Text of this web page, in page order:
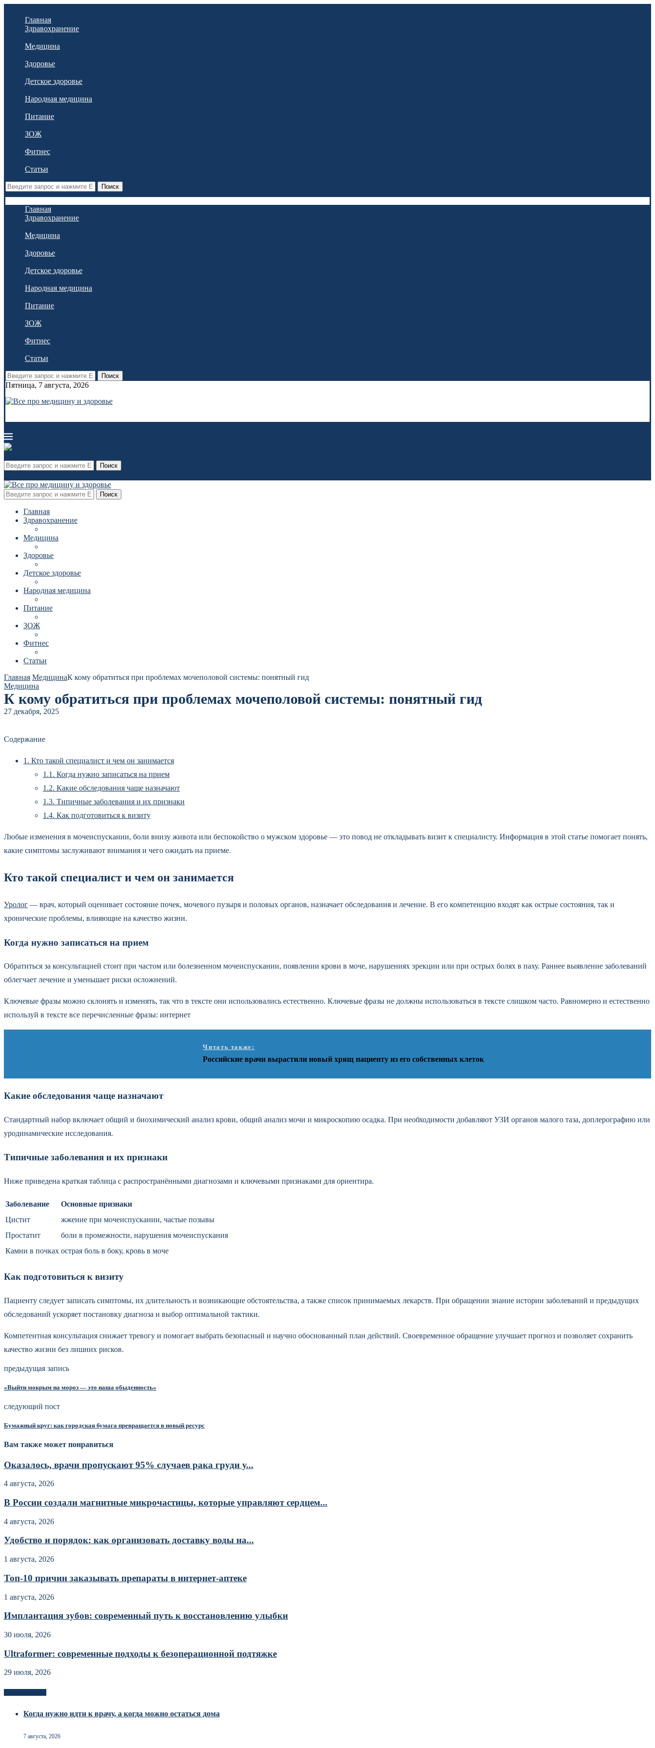
Главная
Здравохранение
Медицина
Здоровье
Детское здоровье
Народная медицина
Питание
ЗОЖ
Фитнес
Статьи
Поиск
Главная
Здравохранение
Медицина
Здоровье
Детское здоровье
Народная медицина
Питание
ЗОЖ
Фитнес
Статьи
Поиск
Пятница, 7 августа, 2026
Поиск
Поиск
Главная
Здравохранение
Медицина
Здоровье
Детское здоровье
Народная медицина
Питание
ЗОЖ
Фитнес
Статьи
Главная МедицинаК кому обратиться при проблемах мочеполовой системы: понятный гид
Медицина
К кому обратиться при проблемах мочеполовой системы: понятный гид
27 декабря, 2025
Содержание
1. Кто такой специалист и чем он занимается
1.1. Когда нужно записаться на прием
1.2. Какие обследования чаще назначают
1.3. Типичные заболевания и их признаки
1.4. Как подготовиться к визиту
Любые изменения в мочеиспускании, боли внизу живота или беспокойство о мужском здоровье — это повод не откладывать визит к специалисту. Информация в этой статье помогает понять,
какие симптомы заслуживают внимания и чего ожидать на приеме.
Кто такой специалист и чем он занимается
Уролог — врач, который оценивает состояние почек, мочевого пузыря и половых органов, назначает обследования и лечение. В его компетенцию входят как острые состояния, так и
хронические проблемы, влияющие на качество жизни.
Когда нужно записаться на прием
Обратиться за консультацией стоит при частом или болезненном мочеиспускании, появлении крови в моче, нарушениях эрекции или при острых болях в паху. Раннее выявление заболеваний
облегчает лечение и уменьшает риски осложнений.
Ключевые фразы можно склонять и изменять, так что в тексте они использовались естественно. Ключевые фразы не должны использоваться в тексте слишком часто. Равномерно и естественно
используй в тексте все перечисленные фразы: интернет
Читать также:
Российские врачи вырастили новый хрящ пациенту из его собственных клеток
Какие обследования чаще назначают
Стандартный набор включает общий и биохимический анализ крови, общий анализ мочи и микроскопию осадка. При необходимости добавляют УЗИ органов малого таза, доплерографию или
уродинамические исследования.
Типичные заболевания и их признаки
Ниже приведена краткая таблица с распространёнными диагнозами и ключевыми признаками для ориентира.
Заболевание
Основные признаки
Цистит
жжение при мочеиспускании, частые позывы
Простатит
боли в промежности, нарушения мочеиспускания
Камни в почках острая боль в боку, кровь в моче
Как подготовиться к визиту
Пациенту следует записать симптомы, их длительность и возникающие обстоятельства, а также список принимаемых лекарств. При обращении знание истории заболеваний и предыдущих
обследований ускоряет постановку диагноза и выбор оптимальной тактики.
Компетентная консультация снижает тревогу и помогает выбрать безопасный и научно обоснованный план действий. Своевременное обращение улучшает прогноз и позволяет сохранить
качество жизни без лишних рисков.
предыдущая запись
«Выйти мокрым на мороз — это наша обыденность»
следующий пост
Бумажный круг: как городская бумага превращается в новый ресурс
Вам также может понравиться
Оказалось, врачи пропускают 95% случаев рака груди у...
4 августа, 2026
В России создали магнитные микрочастицы, которые управляют сердцем...
4 августа, 2026
Удобство и порядок: как организовать доставку воды на...
1 августа, 2026
Топ-10 причин заказывать препараты в интернет-аптеке
1 августа, 2026
Имплантация зубов: современный путь к восстановлению улыбки
30 июля, 2026
Ultraformer: современные подходы к безоперационной подтяжке
29 июля, 2026
Когда нужно идти к врачу, а когда можно остаться дома
7 августа, 2026